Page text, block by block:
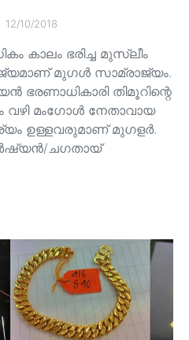
12/10/2018
കാലം ഭരിച്ച മുസ്ലീം
മുഗൾ സാമ്രാജ്യം.
ഭരണാധികാരി തിമൂറിന്റെ
വഴി മംഗോൾ നേതാവായ
ഉള്ളവരുമാണ്‌ മുഗളർ.
ചഗതായ്